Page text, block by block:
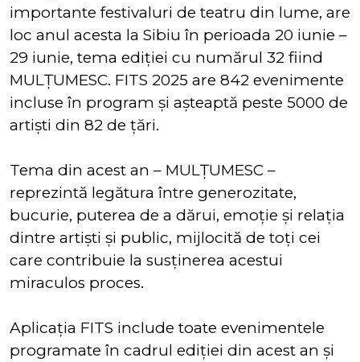
importante festivaluri de teatru din lume, are
loc anul acesta la Sibiu în perioada 20 iunie –
29 iunie, tema ediției cu numărul 32 fiind
MULȚUMESC. FITS 2025 are 842 evenimente
incluse în program și așteaptă peste 5000 de
artişti din 82 de țări.
Tema din acest an – MULȚUMESC –
reprezintă legătura între generozitate,
bucurie, puterea de a dărui, emoție și relația
dintre artiști și public, mijlocită de toți cei
care contribuie la susținerea acestui
miraculos proces.
Aplicația FITS include toate evenimentele
programate în cadrul ediţiei din acest an şi